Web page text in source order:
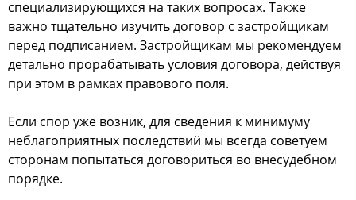
специализирующихся на таких вопросах. Также
важно тщательно изучить договор с застройщикам
перед подписанием. Застройщикам мы рекомендуем
детально прорабатывать условия договора, действуя
при этом в рамках правового поля.
Если спор уже возник, для сведения к минимуму
неблагоприятных последствий мы всегда советуем
сторонам попытаться договориться во внесудебном
порядке.